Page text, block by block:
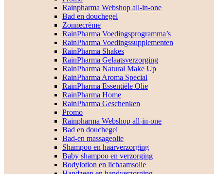
Rainpharma Webshop all-in-one
Bad en douchegel
Zonnecrème
RainPharma Voedingsprogramma’s
RainPharma Voedingssupplementen
RainPharma Shakes
RainPharma Gelaatsverzorging
RainPharma Natural Make Up
RainPharma Aroma Special
RainPharma Essentiële Olie
RainPharma Home
RainPharma Geschenken
Promo
Rainpharma Webshop all-in-one
Bad en douchegel
Bad-en massageolie
Shampoo en haarverzorging
Baby shampoo en verzorging
Bodylotion en lichaamsolie